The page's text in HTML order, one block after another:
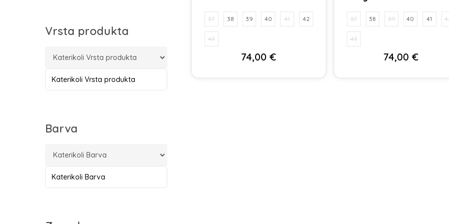
Vrsta produkta
Katerikoli Vrsta produkta
Barva
Katerikoli Barva
37 38 39 40 41 42
43
74,00€
37 38 39 40 41
43
74,00€